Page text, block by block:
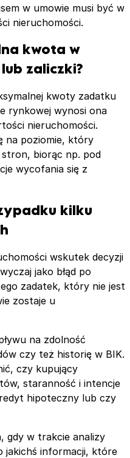
w umowie musi być w
nieruchomości.
kwota w
zaliczki?
kwoty zadatku
rynkowej wynosi ona
nieruchomości.
na poziomie, który
biorąc np. pod
wycofania się z
kilku
wskutek decyzji
jako błąd po
zadatek, który nie jest
zostaje u
na zdolność
czy też historię w BIK.
czy kupujący
staranność i intencje
hipoteczny lub czy
gdy w trakcie analizy
jakichś informacji, które